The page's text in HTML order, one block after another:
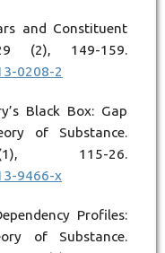
and Constituent
(2), 149-159.
0208-2
Black Box: Gap
of Substance.
115-26.
9466-x
Profiles:
of Substance.